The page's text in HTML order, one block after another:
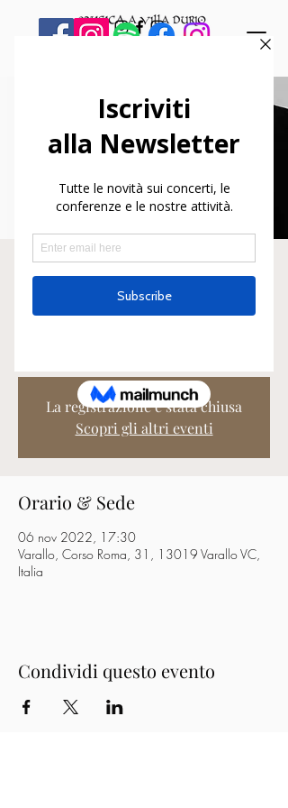
LIszt Noir
dom 06 nov
  |
Varallo
La registrazione è stata chiusa
Scopri gli altri eventi
Orario & Sede
06 nov 2022, 17:30
Varallo, Corso Roma, 31, 13019 Varallo VC,
Italia
Condividi questo evento